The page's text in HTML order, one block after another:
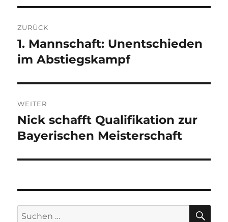
ZURÜCK
Vorheriger
Beitrag:
1. Mannschaft: Unentschieden
im Abstiegskampf
WEITER
Nächster
Beitrag:
Nick schafft Qualifikation zur
Bayerischen Meisterschaft
Suchen